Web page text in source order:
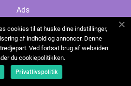
Ads
Cookies
Contact
Sitemap
cookies til at huske dine indstillinger,
af indhold og annoncer. Denne
Ved fortsat brug af websiden
du cookiepolitikken.
Privatlivspolitik